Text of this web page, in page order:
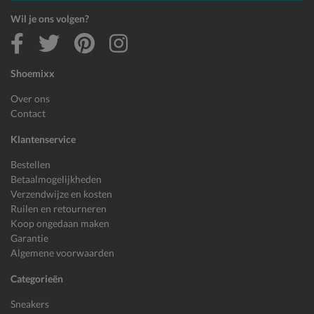
Shoemixx
Over ons
Contact
Klantenservice
Bestellen
Betaalmogelijkheden
Verzendwijze en kosten
Ruilen en retourneren
Koop ongedaan maken
Garantie
Algemene voorwaarden
Categorieën
Sneakers
Wil je ons volgen?